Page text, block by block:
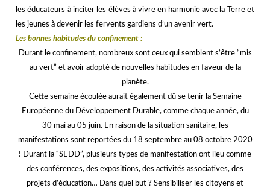
les éducateurs à inciter les élèves à vivre en harmonie avec la Terre et
les jeunes à devenir les fervents gardiens d’un avenir vert.
Les bonnes habitudes du confinement :
Durant le confinement, nombreux sont ceux qui semblent s’être “mis
au vert” et avoir adopté de nouvelles habitudes en faveur de la
planète.
Cette semaine écoulée aurait également dû se tenir la Semaine
Européenne du Développement Durable, comme chaque année, du
30 mai au 05 juin. En raison de la situation sanitaire, les
manifestations sont reportées du 18 septembre au 08 octobre 2020
! Durant la “SEDD”, plusieurs types de manifestation ont lieu comme
des conférences, des expositions, des activités associatives, des
projets d’éducation… Dans quel but ? Sensibiliser les citoyens et